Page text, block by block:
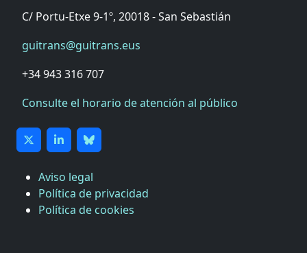
C/ Portu-Etxe 9-1º, 20018 - San Sebastián
guitrans@guitrans.eus
+34 943 316 707
Consulte el horario de atención al público
Aviso legal
Política de privacidad
Política de cookies